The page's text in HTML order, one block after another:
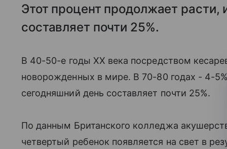
Этот процент продолжает расти,
составляет почти 25%.
В 40-50-е годы ХХ века посредством
новорожденных в мире. В 70-80 годах - 4-
сегодняшний день составляет почти 25%.
По данным Британского колледжа
четвертый ребенок появляется на свет в